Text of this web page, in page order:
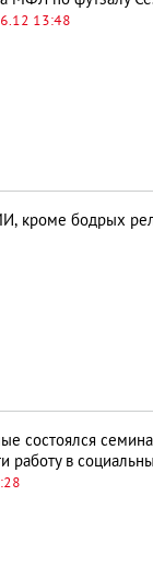
13:48
кроме бодрых
состоялся
работу в